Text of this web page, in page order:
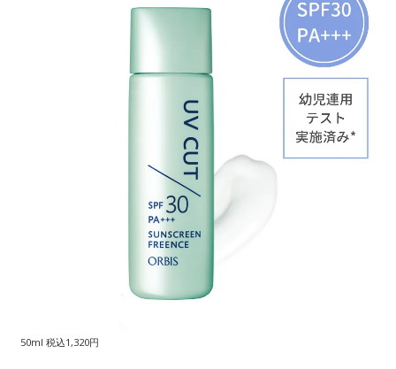
50ml 税込1,320円